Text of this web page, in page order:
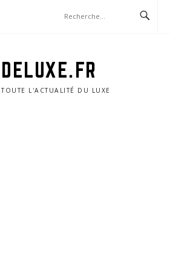
L'ACTUALITÉ DU LUXE